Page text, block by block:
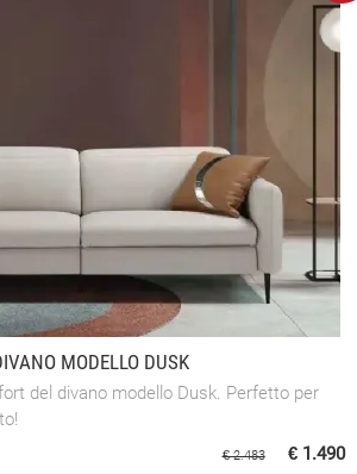
MODELLO DUSK
del divano modello Dusk. Perfetto per
€ 2.483 € 1.490